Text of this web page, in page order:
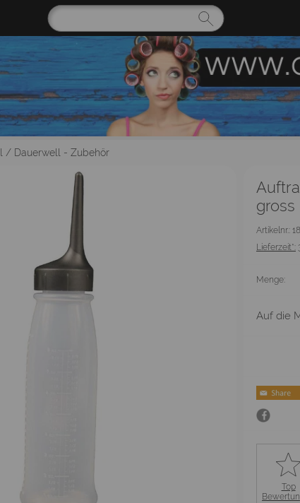
/ Dauerwell - Zubehör
gross
Artikelnr.:
Lieferzeit*:
Menge:
Auf die
Top